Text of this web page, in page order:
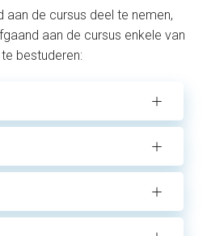
de cursus deel te nemen,
aan de cursus enkele van
bestuderen: